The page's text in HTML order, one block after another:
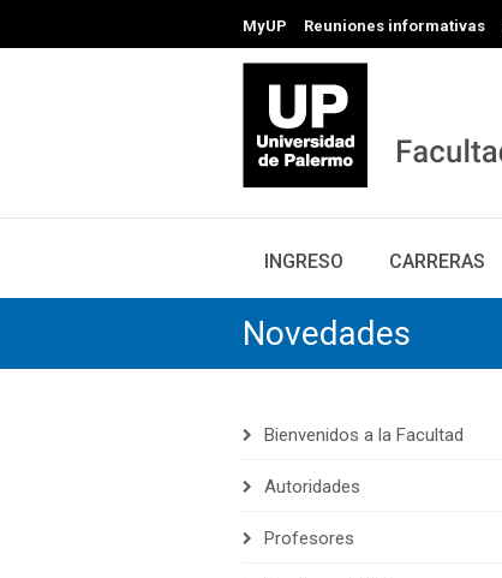
MyUP Reuniones informativas
INGRESO CARRERAS
Novedades
Bienvenidos a la Facultad
Autoridades
Profesores